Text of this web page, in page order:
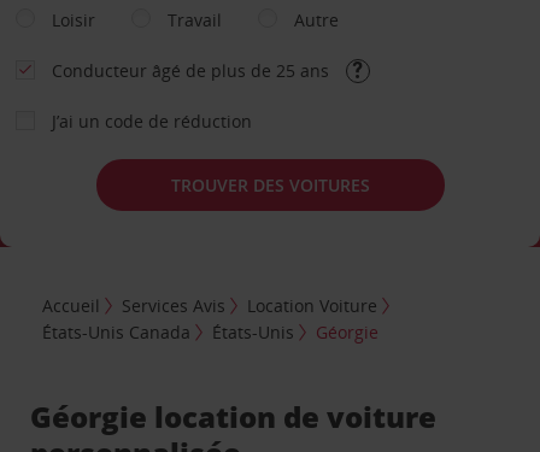
Loisir
Travail Autre
Conducteur âgé de plus de 25 ans
J’ai un code de réduction
TROUVER DES VOITURES
Accueil Services Avis
Location Voiture
États-Unis Canada
États-Unis Géorgie
Géorgie location de voiture